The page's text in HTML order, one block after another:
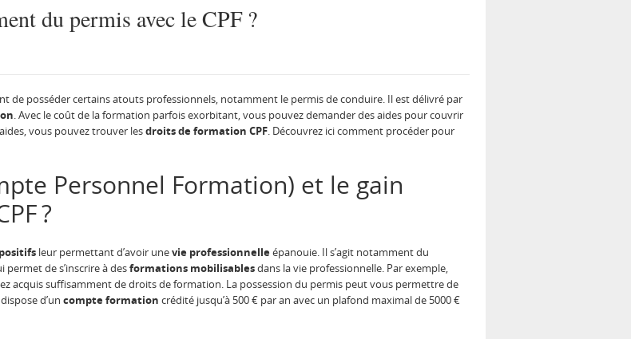
du permis avec le CPF ?
de posséder certains atouts professionnels, notamment le permis de conduire. Il est délivré par
. Avec le coût de la formation parfois exorbitant, vous pouvez demander des aides pour couvrir
vous pouvez trouver lesdroits de formation CPF. Découvrez ici comment procéder pour
Personnel Formation) et le gain
?
leur permettant d’avoir unevie professionnelleépanouie. Il s’agit notamment du
permet de s’inscrire à desformations mobilisablesdans la vie professionnelle. Par exemple,
acquis suffisamment de droits de formation. La possession du permis peut vous permettre de
d’un compte formation crédité jusqu’à 500 € par an avec un plafond maximal de 5000 €